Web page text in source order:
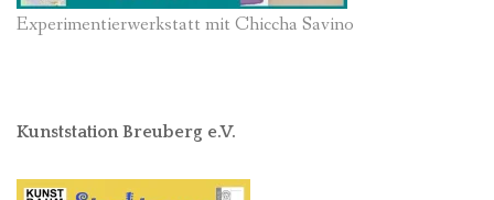
Experimentierwerkstatt mit Chiccha Savino
Kunststation Breuberg e.V.